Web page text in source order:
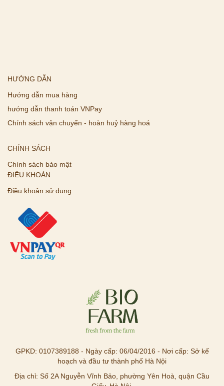
HƯỚNG DẪN
Hướng dẫn mua hàng
hướng dẫn thanh toán VNPay
Chính sách vận chuyển - hoàn huỷ hàng hoá
CHÍNH SÁCH
Chính sách bảo mật
ĐIỀU KHOẢN
Điều khoản sử dụng
GPKD: 0107389188 - Ngày cấp: 06/04/2016 - Nơi cấp: Sở kế
hoạch và đầu tư thành phố Hà Nội
Địa chỉ: Số 2A Nguyễn Vĩnh Bảo, phường Yên Hoà, quận Cầu